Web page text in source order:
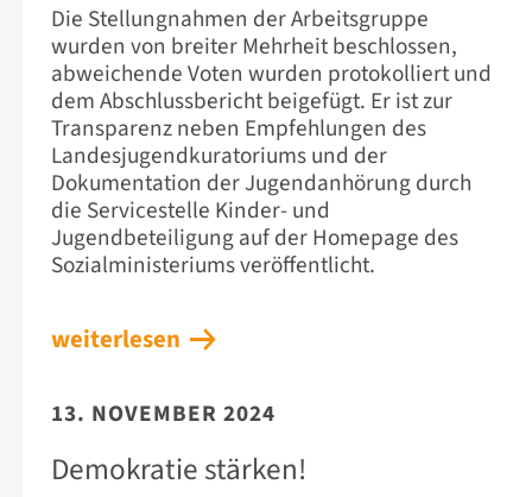
Die Stellungnahmen der Arbeitsgruppe
wurden von breiter Mehrheit beschlossen,
abweichende Voten wurden protokolliert und
dem Abschlussbericht beigefügt. Er ist zur
Transparenz neben Empfehlungen des
Landesjugendkuratoriums und der
Dokumentation der Jugendanhörung durch
die Servicestelle Kinder- und
Jugendbeteiligung auf der Homepage des
Sozialministeriums veröffentlicht.
weiterlesen
13. NOVEMBER 2024
Demokratie stärken!